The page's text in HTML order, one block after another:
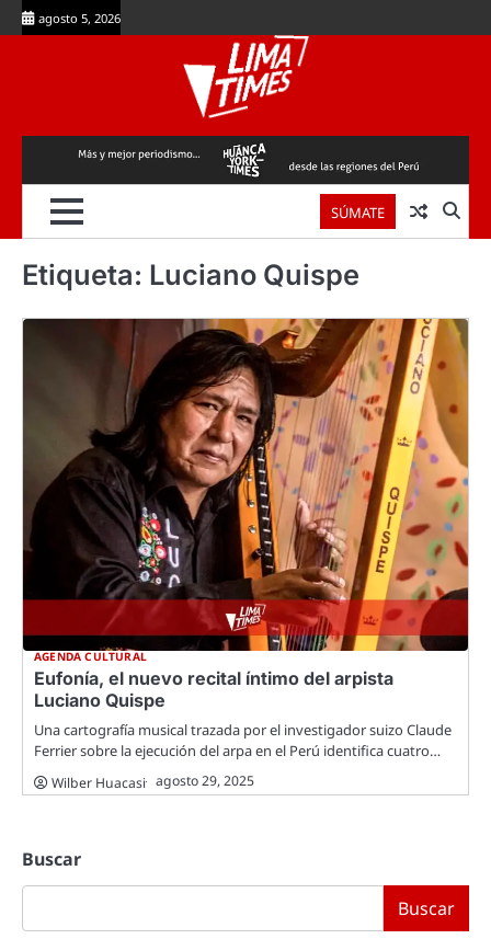
Skip
to
agosto 5, 2026
SÚMATE
Etiqueta: Luciano Quispe
AGENDA CULTURAL
Eufonía, el nuevo recital íntimo del arpista
Luciano Quispe
Una cartografía musical trazada por el investigador suizo Claude
Ferrier sobre la ejecución del arpa en el Perú identifica cuatro…
Wilber Huacasi agosto 29, 2025
Buscar
Buscar